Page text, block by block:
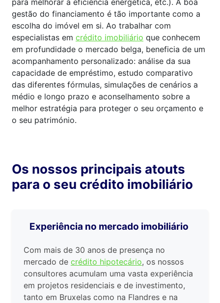
para melhorar a eficiência energética, etc.). A boa
gestão do financiamento é tão importante como a
escolha do imóvel em si. Ao trabalhar com
especialistas em crédito imobiliário que conhecem
em profundidade o mercado belga, beneficia de um
acompanhamento personalizado: análise da sua
capacidade de empréstimo, estudo comparativo
das diferentes fórmulas, simulações de cenários a
médio e longo prazo e aconselhamento sobre a
melhor estratégia para proteger o seu orçamento e
o seu património.
Os nossos principais atouts
para o seu crédito imobiliário
Experiência no mercado imobiliário
Com mais de 30 anos de presença no
mercado de crédito hipotecário, os nossos
consultores acumulam uma vasta experiência
em projetos residenciais e de investimento,
tanto em Bruxelas como na Flandres e na